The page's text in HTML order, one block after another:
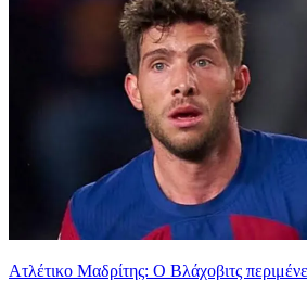
Ατλέτικο Μαδρίτης: Ο Βλάχοβιτς